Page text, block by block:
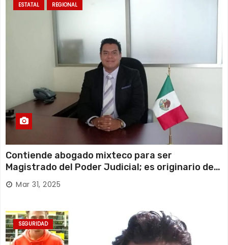
ESTATAL REGIONAL
Contiende abogado mixteco para ser
Magistrado del Poder Judicial; es originario de
Huajuapan de León
Mar 31, 2025
SEGURIDAD